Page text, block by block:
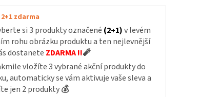
zdarma
si 3 produkty označené (2+1)v levém
rohu obrázku produktu a ten nejlevnější
dostanete ZDARMA !!🧨
vložíte 3 vybrané akční produkty do
automaticky se vám aktivuje vaše sleva a
jen 2 produkty💰